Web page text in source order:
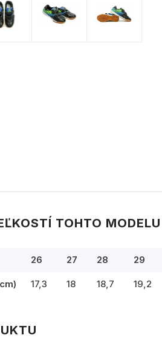
TOHTO MODELU
26 27 28 29
17,3 18 18,7 19,2